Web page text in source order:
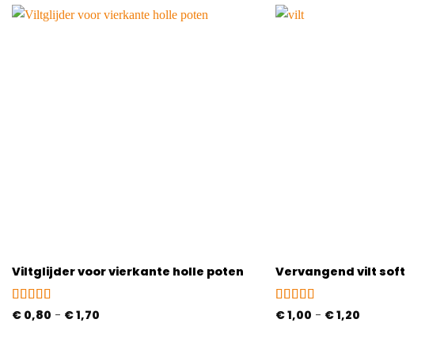
Viltglijder voor vierkante holle poten
Gewaardeerd
€0,80 - €1,70Prijsklasse:
Vervangend vilt soft
Gewaardeerd
€1,00 - €1,20